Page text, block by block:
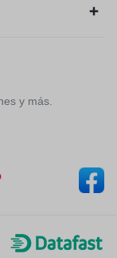
y más.